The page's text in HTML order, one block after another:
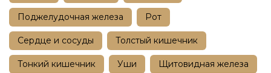
Поджелудочная железа Рот
Сердце и сосуды Толстый кишечник
Тонкий кишечник Уши Щитовидная железа